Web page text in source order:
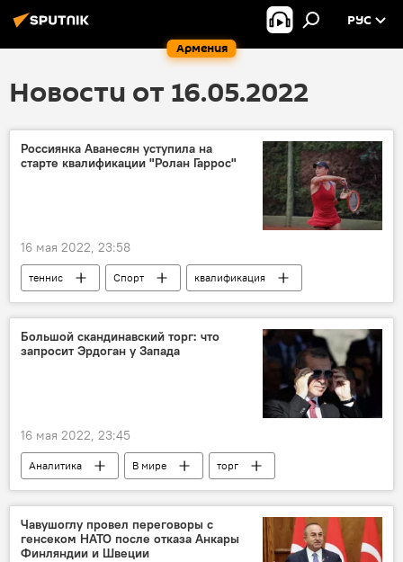
Армения
РУС
Новости от 16.05.2022
Россиянка Аванесян уступила на
старте квалификации "Ролан Гаррос"
16 мая 2022, 23:58
теннис Спорт
квалификация
старт
Большой скандинавский торг: что
запросит Эрдоган у Запада
16 мая 2022, 23:45
Аналитика В мире
торг
Реджеп Эрдоган
Запад
Чавушоглу провел переговоры с
генсеком НАТО после отказа Анкары
Финляндии и Швеции